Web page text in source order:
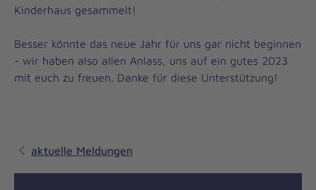
Kinderhaus gesammelt!
Besser könnte das neue Jahr für uns gar nicht beginnen
- wir haben also allen Anlass, uns auf ein gutes 2023
mit euch zu freuen. Danke für diese Unterstützung!
aktuelle Meldungen